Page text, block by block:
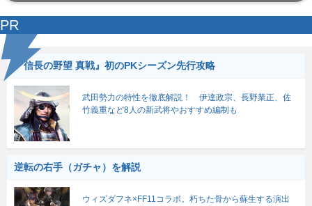
PR
『信長の野望 真戦』初のPKシーズン先行攻略
武田勢力の特性を徹底解説！ 伊達政宗、長野業正、佐
竹義重など8人の新武将やおすすめ編制も
逆転の右手（ガチャ）を解説
ウィズダフネ×FF11コラボ。朽ちた骨から蘇生する演出